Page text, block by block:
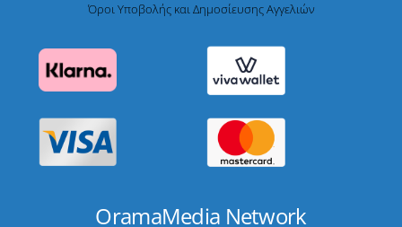
Όροι Υποβολής και Δημοσίευσης Αγγελιών
OramaMedia Network